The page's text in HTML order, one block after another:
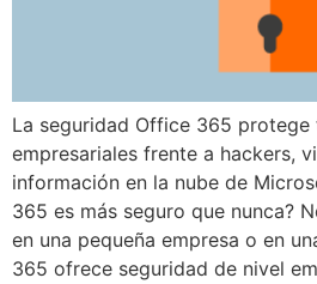
La seguridad Office 365 protege
empresariales frente a hackers,
información en la nube de
365 es más seguro que nunca?
en una pequeña empresa o en
365 ofrece seguridad de nivel